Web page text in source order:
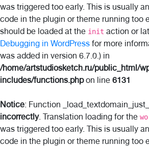
was triggered too early. This is usually
code in the plugin or theme running too
should be loaded at the init action or
Debugging in WordPress for more
was added in version 6.7.0.) in
/home/artstudiosketch.ru/public_html/
includes/functions.phpon line 6131
Notice: Function
incorrectly. Translation loading for the
was triggered too early. This is usually
code in the plugin or theme running too